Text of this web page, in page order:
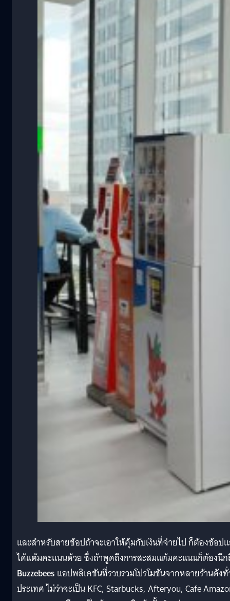
และสำหรับสายช้อปถ้าจะเอาให้คุ้มกับเงินที่จ่ายไป ก็ต้องช้อป
ได้แต้มคะแนนด้วย ซึ่งถ้าพูดถึงการสะสมแต้มคะแนนก็ต้องนึ
Buzzebees แอปพลิเคชันที่รวบรวมโปรโมชันจากหลายร้านดัง
ประเทศ ไม่ว่าจะเป็น KFC, Starbucks, Afteryou, Cafe